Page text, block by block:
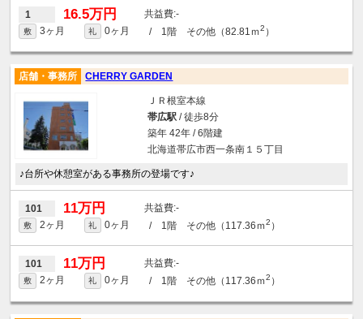
1 16.5万円 -
敷 3ヶ月 礼 0ヶ月 / 1階 その他（82.81ｍ2 ）
店舗・事務所 CHERRY GARDEN
ＪＲ根室本線
帯広駅/ 徒歩8分
築年 42年 / 6階建
北海道帯広市西一条南１５丁目
♪台所や休憩室がある事務所の登場です♪
101 11万円 -
敷 2ヶ月 礼 0ヶ月 / 1階 その他（117.36ｍ2 ）
101 11万円 -
敷 2ヶ月 礼 0ヶ月 / 1階 その他（117.36ｍ2 ）